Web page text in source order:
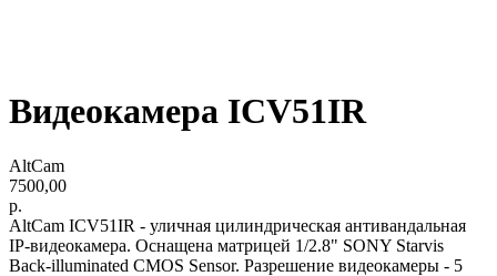
Видеокамера ICV51IR
AltCam
7500,00
р.
AltCam ICV51IR - уличная цилиндрическая антивандальная
IP-видеокамера. Оснащена матрицей 1/2.8" SONY Starvis
Back-illuminated CMOS Sensor. Разрешение видеокамеры - 5